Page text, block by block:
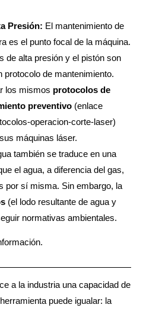
Presión: El mantenimiento de
es el punto focal de la máquina.
de alta presión y el pistón son
protocolo de mantenimiento.
los mismos protocolos de
preventivo (enlace
operacion-corte-laser)
máquinas láser.
también se traduce en una
el agua, a diferencia del gas,
por sí misma. Sin embargo, la
(el lodo resultante de agua y
normativas ambientales.
a la industria una capacidad de
puede igualar: la